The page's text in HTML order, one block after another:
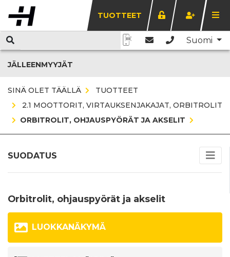
TUOTTEET
Suomi
JÄLLEENMYYJÄT
SINÄ OLET TÄÄLLÄ
TUOTTEET
2.1 MOOTTORIT, VIRTAUKSENJAKAJAT, ORBITROLIT
ORBITROLIT, OHJAUSPYÖRÄT JA AKSELIT
SUODATUS
Orbitrolit, ohjauspyörät ja akselit
LUOKKANÄKYMÄ